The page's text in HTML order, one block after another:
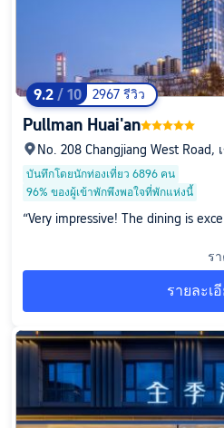
9.2 / 10 2967 รีวิว
Pullman Huai'an
No. 208 Changjiang West
, จีน
บันทึกโดยนักท่องเที่ยว 6896 คน
96% ของผู้เข้าพักพึงพอใจที่พักแห่งนี้
“Very impressive! The dining is excellent, the staff are exception
y that it is just a wonderful experience. The lobby bar has
nice selection of drinks. The
have ever seen in China are in the
est place in Huai'an is their executive lounge. It
large shopping mall, and there is a 7-11
ร
รายละเ